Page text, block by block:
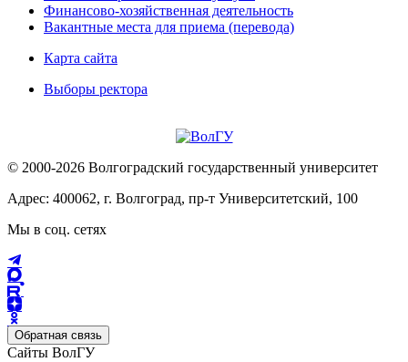
Финансово-хозяйственная деятельность
Вакантные места для приема (перевода)
Карта сайта
Выборы ректора
© 2000-2026 Волгоградский государственный университет
Адрес: 400062, г. Волгоград, пр-т Университетский, 100
Мы в соц. сетях
Обратная связь
Сайты ВолГУ